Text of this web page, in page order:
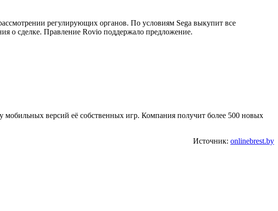
регулирующих органов. По условиям Sega выкупит все
о сделке. Правление Rovio поддержало предложение.
версий её собственных игр. Компания получит более 500 новых
Источник: onlinebrest.by